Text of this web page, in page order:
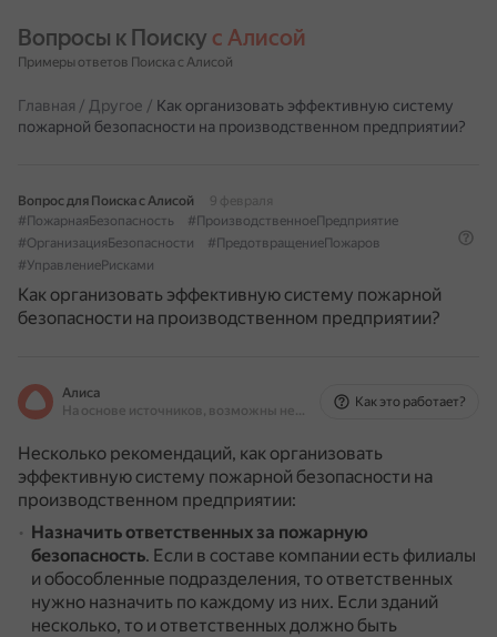
Вопросы к Поиску с Алисой
Примеры ответов Поиска с Алисой
Главная / Другое / Как организовать эффективную систему
пожарной безопасности на производственном предприятии?
Вопрос для Поиска с Алисой
9 февраля
#ПожарнаяБезопасность
#ПроизводственноеПредприятие
#ОрганизацияБезопасности
#ПредотвращениеПожаров
#УправлениеРисками
Как организовать эффективную систему пожарной
безопасности на производственном предприятии?
Алиса
На основе источников, возможны неточности
Как это работает?
Несколько рекомендаций, как организовать
эффективную систему пожарной безопасности на
производственном предприятии:
Назначить ответственных за пожарную
безопасность. Если в составе компании есть филиалы
и обособленные подразделения, то ответственных
нужно назначить по каждому из них. Если зданий
несколько, то и ответственных должно быть